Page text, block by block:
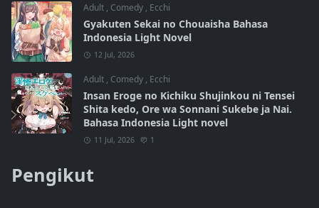
Adult , Comedy , Ecchi
Gyakuten Sekai no Chouaisha Bahasa
Indonesia Light Novel
12 Jul, 2026
Adult , Comedy , Ecchi
Insan Eroge no Kichiku Shujinkou ni Tensei
Shita kedo, Ore wa Sonnani Sukebe ja Nai.
Bahasa Indonesia Light novel
11 Jul, 2026 1
Pengikut